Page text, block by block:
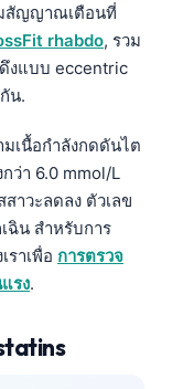
สัญญาณเตือนที่
rhabdo, รวม
งแบบ eccentric
น.
เนื้อกำลังกดดันไต
ว่า 6.0 mmol/L
าวะลดลง ตัวเลข
ฉิน สำหรับการ
ราเพื่อ การตรวจ
รง.